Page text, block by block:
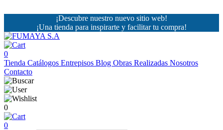
¡Descubre nuestro nuevo sitio web!
¡Una tienda para inspirarte y facilitar tu compra!
0
Tienda Catálogos Entrepisos Blog Obras Realizadas Nosotros
Contacto
0
0